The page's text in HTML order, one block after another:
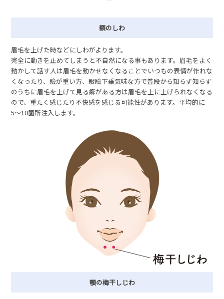
額のしわ
眉毛を上げた時などにしわがよります。
完全に動きを止めてしまうと不自然になる事もあります。眉毛をよく
動かして話す人は眉毛を動かせなくなることでいつもの表情が作れな
くなったり、瞼が重い方、眼瞼下垂気味な方で普段から知らず知らず
のうちに眉毛を上げて見る癖がある方は眉毛を上に上げられなくなる
ので、重たく感じたり不快感を感じる可能性があります。平均的に
5〜10箇所注入します。
顎の梅干しじわ